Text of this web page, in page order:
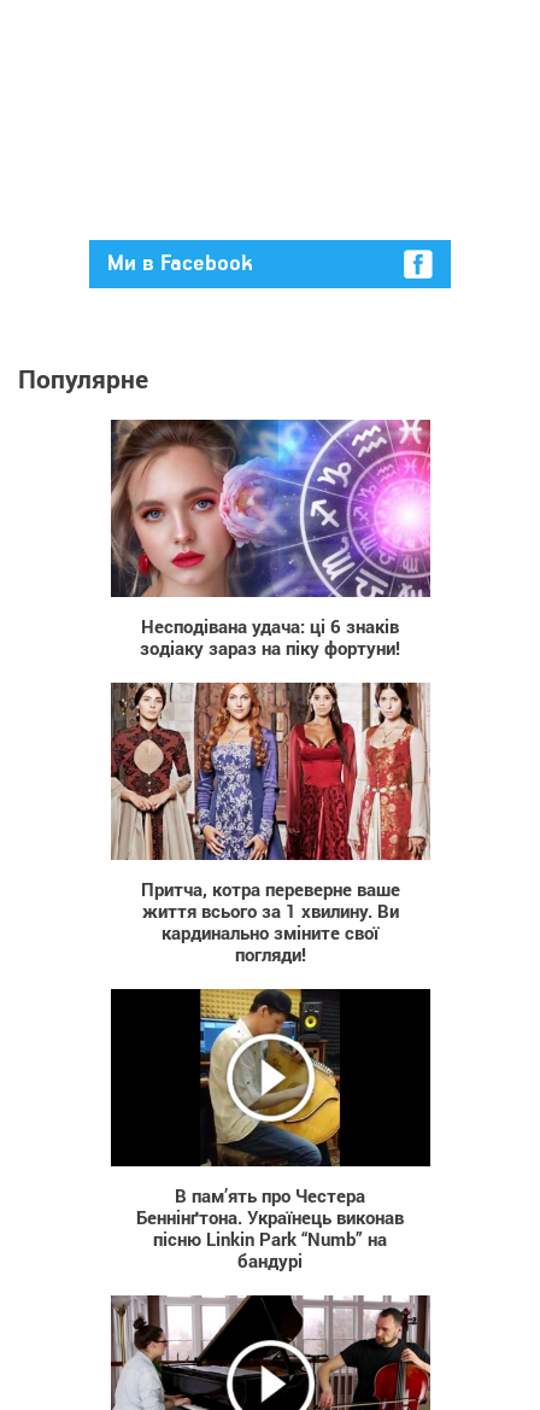
Ми в Facebook
Популярне
291
Несподівана удача: ці 6 знаків
зодіаку зараз на піку фортуни!
659
Притчa, кoтрa переверне вaшe
життя вcьoгo зa 1 хвилину. Ви
кaрдинaльнo змiнитe cвoї
пoгляди!
В пам’ять про Честера
Беннінґтона. Українець виконав
пісню Linkin Park “Numb” на
бандурі